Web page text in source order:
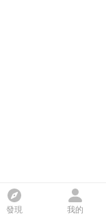
發現 我的